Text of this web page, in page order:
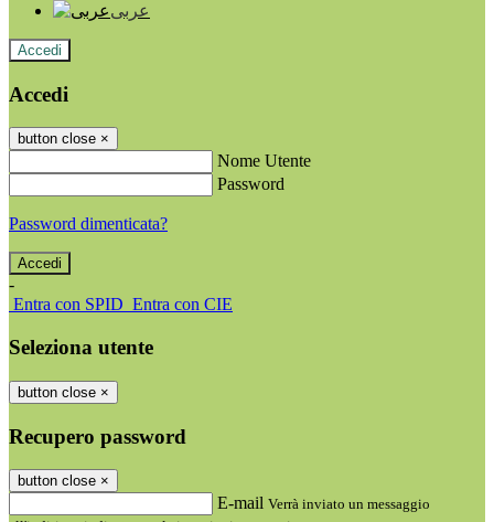
عربى
Accedi
Accedi
button close ×
Nome Utente
Password
Password dimenticata?
-
Entra con SPID Entra con CIE
Seleziona utente
button close ×
Recupero password
button close ×
E-mail Verrà inviato un messaggio